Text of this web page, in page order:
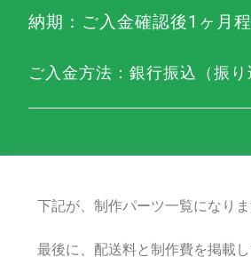
納期：ご入金確認後1ヶ月
ご入金方法： 銀行振込（振
下記が、制作パーツ一覧になりま
最後に、配送料と制作費を掲載し